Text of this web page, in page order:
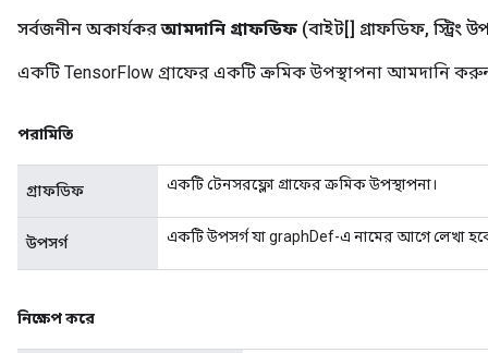
সর্বজনীন অকার্যকর আমদানি গ্রাফডিফ (বাইট[] গ্রাফডিফ, স্ট্রিং
একটি TensorFlow গ্রাফের একটি ক্রমিক উপস্থাপনা আমদানি
পরামিতি
গ্রাফডিফ একটি টেনসরফ্লো গ্রাফের ক্রমিক উপস্থাপনা।
উপসর্গ একটি উপসর্গ যা graphDef-এ নামের আগে লেখা
নিক্ষেপ করে